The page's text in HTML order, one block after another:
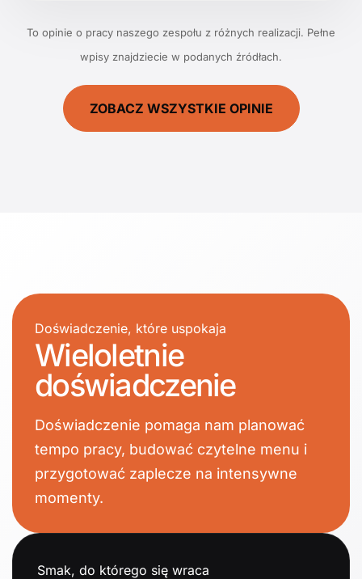
To opinie o pracy naszego zespołu z różnych realizacji. Pełne
wpisy znajdziecie w podanych źródłach.
ZOBACZ WSZYSTKIE OPINIE
Doświadczenie, które uspokaja
Wieloletnie
doświadczenie
Doświadczenie pomaga nam planować
tempo pracy, budować czytelne menu i
przygotować zaplecze na intensywne
momenty.
Smak, do którego się wraca